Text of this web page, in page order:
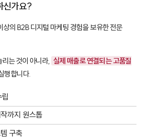
신가요?
상의 B2B 디지털 마케팅 경험을 보유한 전문
는 것이 아니라, 실제 매출로 연결되는 고품질
행합니다.
까지 원스톱
구축